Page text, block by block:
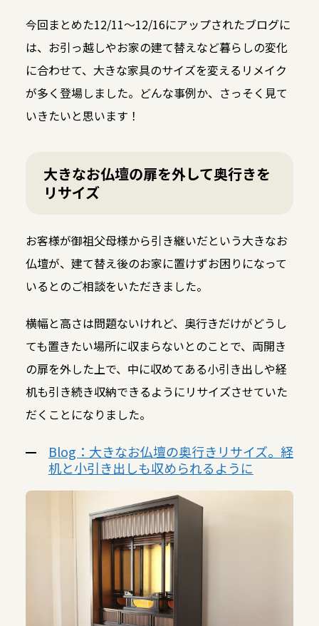
今回まとめた12/11～12/16にアップされたブログに
は、お引っ越しやお家の建て替えなど暮らしの変化
に合わせて、大きな家具のサイズを変えるリメイク
が多く登場しました。どんな事例か、さっそく見て
いきたいと思います！
大きなお仏壇の扉を外して奥行きを
リサイズ
お客様が御祖父母様から引き継いだという大きなお
仏壇が、建て替え後のお家に置けずお困りになって
いるとのご相談をいただきました。
横幅と高さは問題ないけれど、奥行きだけがどうし
ても置きたい場所に収まらないとのことで、両開き
の扉を外した上で、中に収めてある小引き出しや経
机も引き続き収納できるようにリサイズさせていた
だくことになりました。
Blog：大きなお仏壇の奥行きリサイズ。経
机と小引き出しも収められるように